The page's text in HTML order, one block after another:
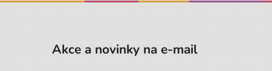
Akce a novinky na e-mail